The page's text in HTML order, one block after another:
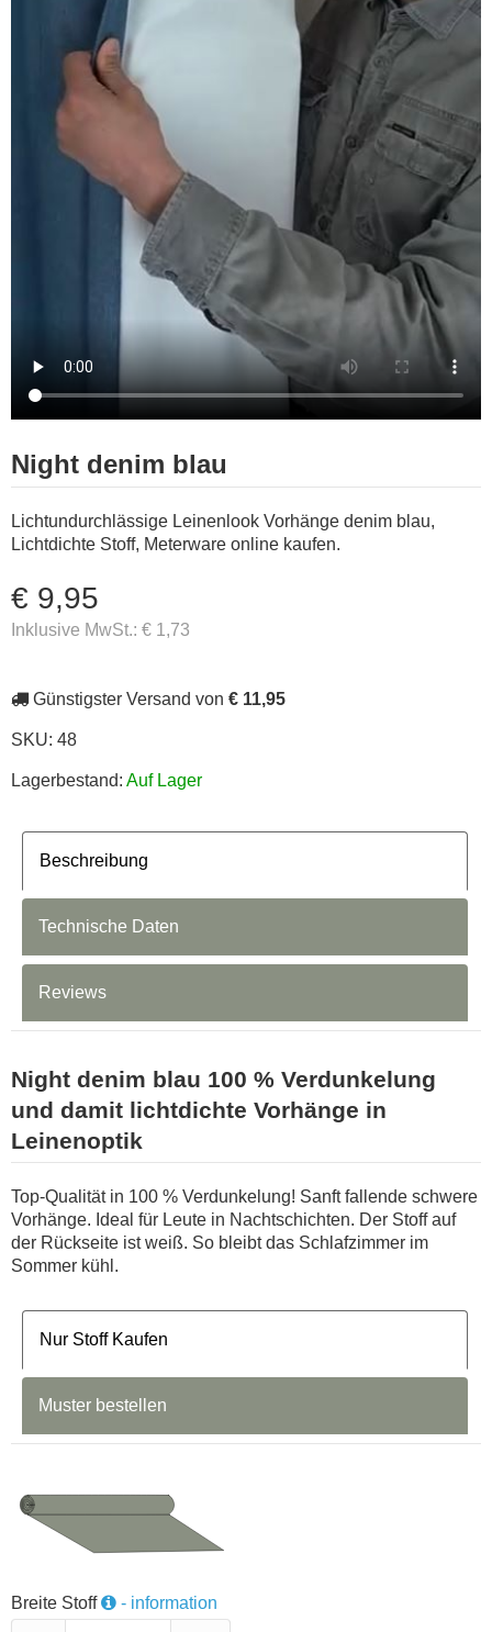
Night denim blau
Lichtundurchlässige Leinenlook Vorhänge denim blau,
Lichtdichte Stoff, Meterware online kaufen.
€ 9,95
Inklusive MwSt.: € 1,73
Günstigster Versand von € 11,95
SKU: 48
Lagerbestand: Auf Lager
Beschreibung
Technische Daten
Reviews
Night denim blau 100 % Verdunkelung
und damit lichtdichte Vorhänge in
Leinenoptik
Top-Qualität in 100 % Verdunkelung! Sanft fallende schwere
Vorhänge. Ideal für Leute in Nachtschichten. Der Stoff auf
der Rückseite ist weiß. So bleibt das Schlafzimmer im
Sommer kühl.
Nur Stoff Kaufen
Muster bestellen
Breite Stoff
- information